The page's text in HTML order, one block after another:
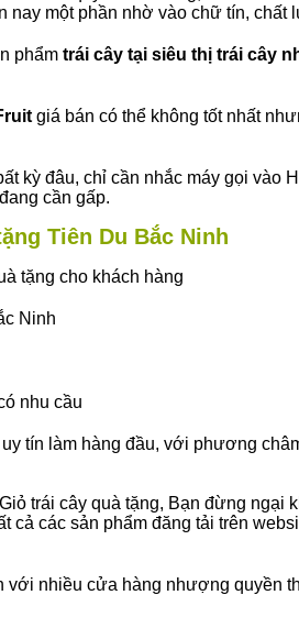
nay một phần nhờ vào chữ tín, chất
phẩm trái cây tại siêu thị trái cây
giá bán có thể không tốt nhất
kỳ đâu, chỉ cần nhắc máy gọi vào
cần gấp.
Tiên Du Bắc Ninh
tặng cho khách hàng
Ninh
nhu cầu
uy tín làm hàng đầu, với phương
trái cây quà tặng, Bạn đừng
các sản phẩm đăng tải trên
với nhiều cửa hàng nhượng quyền